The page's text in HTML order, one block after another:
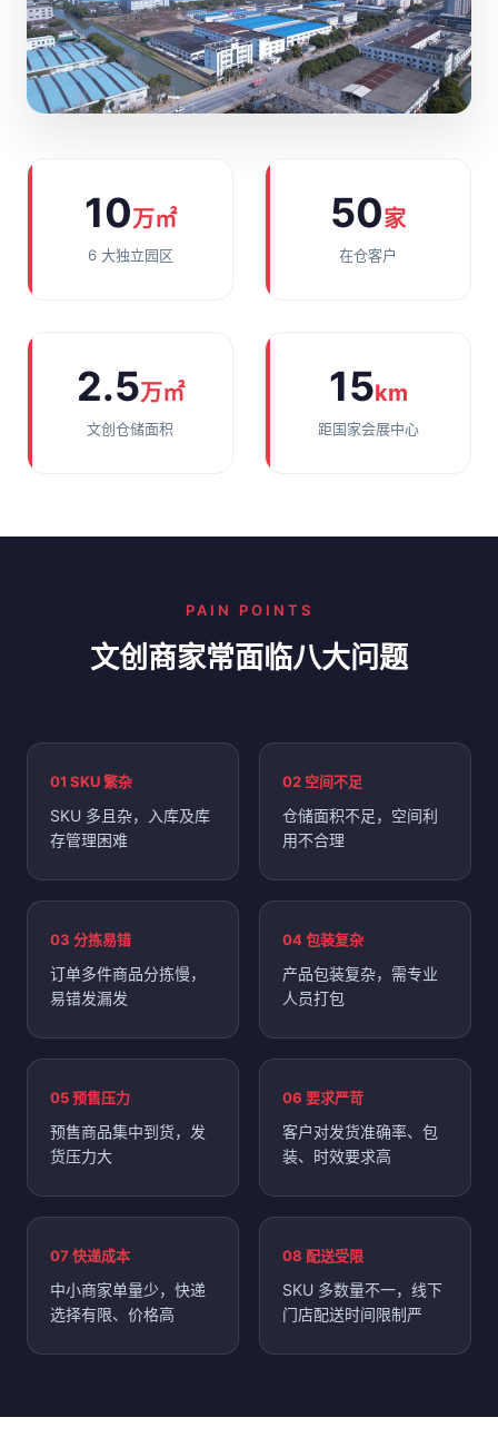
10万㎡
6 大独立园区
50家
在仓客户
2.5万㎡
文创仓储面积
15km
距国家会展中心
PAIN POINTS
文创商家常面临八大问题
01 SKU 繁杂
SKU 多且杂，入库及库
存管理困难
02 空间不足
仓储面积不足，空间利
用不合理
03 分拣易错
订单多件商品分拣慢，
易错发漏发
04 包装复杂
产品包装复杂，需专业
人员打包
05 预售压力
预售商品集中到货，发
货压力大
06 要求严苛
客户对发货准确率、包
装、时效要求高
07 快递成本
中小商家单量少，快递
选择有限、价格高
08 配送受限
SKU 多数量不一，线下
门店配送时间限制严